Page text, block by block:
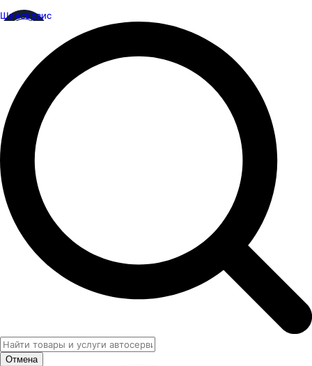
Шинсервис
Отмена